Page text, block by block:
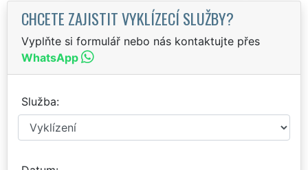
CHCETE ZAJISTIT VYKLÍZECÍ SLUŽBY?
Vyplňte si formulář nebo nás kontaktujte přes
WhatsApp
Služba